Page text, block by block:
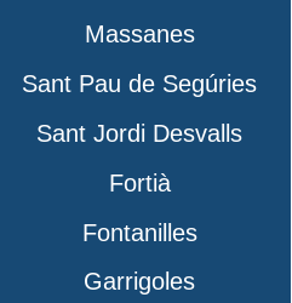
Massanes
Sant Pau de Segúries
Sant Jordi Desvalls
Fortià
Fontanilles
Garrigoles